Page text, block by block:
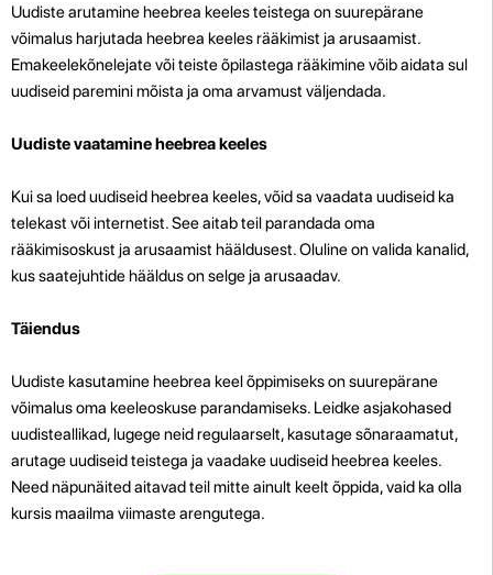
Uudiste arutamine heebrea keeles teistega on suurepärane
võimalus harjutada heebrea keeles rääkimist ja arusaamist.
Emakeelekõnelejate või teiste õpilastega rääkimine võib aidata sul
uudiseid paremini mõista ja oma arvamust väljendada.
Uudiste vaatamine heebrea keeles
Kui sa loed uudiseid heebrea keeles, võid sa vaadata uudiseid ka
telekast või internetist. See aitab teil parandada oma
rääkimisoskust ja arusaamist hääldusest. Oluline on valida kanalid,
kus saatejuhtide hääldus on selge ja arusaadav.
Täiendus
Uudiste kasutamine heebrea keel õppimiseks on suurepärane
võimalus oma keeleoskuse parandamiseks. Leidke asjakohased
uudisteallikad, lugege neid regulaarselt, kasutage sõnaraamatut,
arutage uudiseid teistega ja vaadake uudiseid heebrea keeles.
Need näpunäited aitavad teil mitte ainult keelt õppida, vaid ka olla
kursis maailma viimaste arengutega.